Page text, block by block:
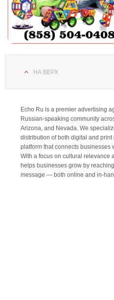
НА ВЕРХ
Echo Ru is a premier advertising
Russian-speaking community
Arizona, and Nevada. We
distribution of both digital and
platform that connects businesses
With a focus on cultural relevance
helps businesses grow by
message — both online and in-